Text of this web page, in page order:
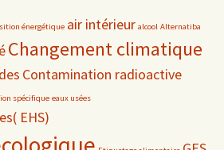
énergétique air intérieur alcool Alternatiba
Changement climatique
Contamination radioactive
spécifique eaux usées
EHS)